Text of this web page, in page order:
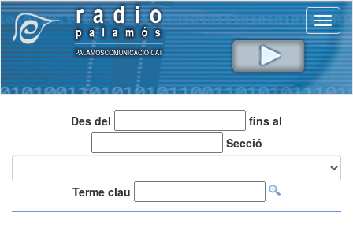
Des del
fins al
Secció
Terme clau